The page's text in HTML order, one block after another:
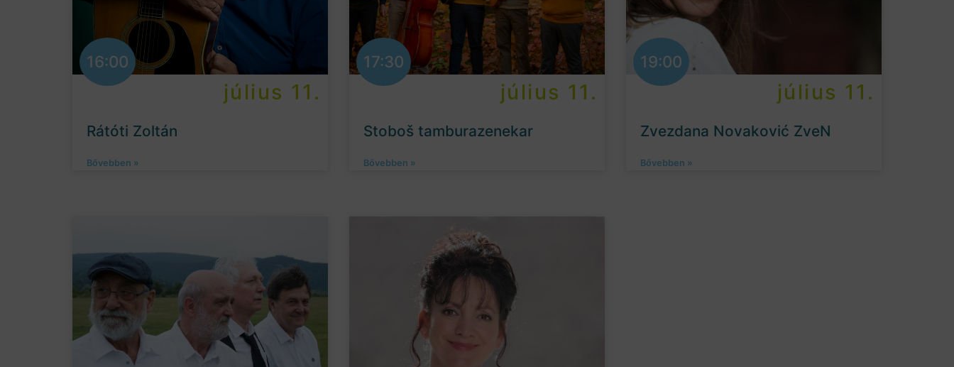
16:00
július 11.
Rátóti Zoltán
Bővebben »
17:30
július 11.
Stoboš tamburazenekar
Bővebben »
19:00
július 11.
Zvezdana Novaković ZveN
Bővebben »